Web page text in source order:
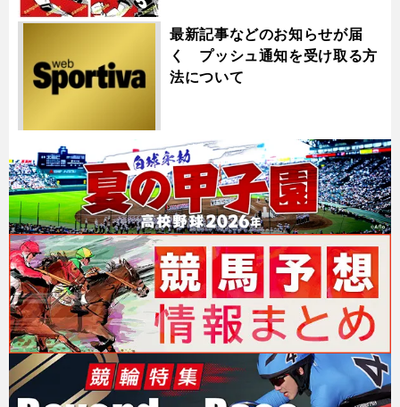
最新記事などのお知らせが届
く プッシュ通知を受け取る方
法について